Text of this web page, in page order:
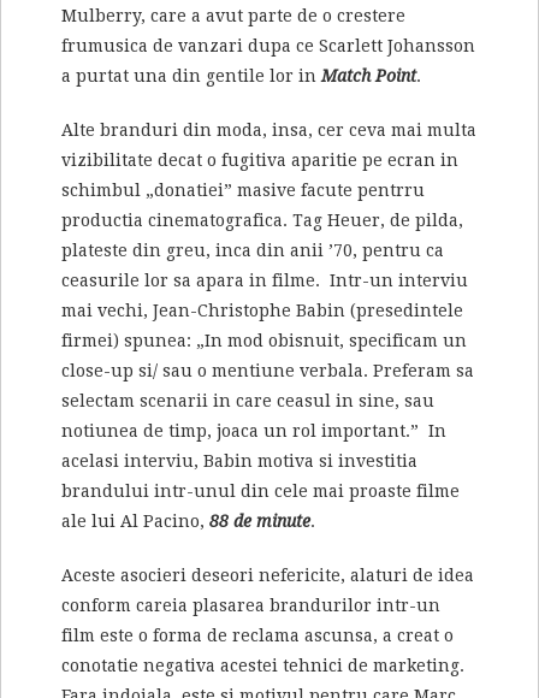
Mulberry, care a avut parte de o crestere
frumusica de vanzari dupa ce Scarlett Johansson
a purtat una din gentile lor in Match Point.
Alte branduri din moda, insa, cer ceva mai multa
vizibilitate decat o fugitiva aparitie pe ecran in
schimbul „donatiei” masive facute pentrru
productia cinematografica. Tag Heuer, de pilda,
plateste din greu, inca din anii ’70, pentru ca
ceasurile lor sa apara in filme. Intr-un interviu
mai vechi, Jean-Christophe Babin (presedintele
firmei) spunea: „In mod obisnuit, specificam un
close-up si/ sau o mentiune verbala. Preferam sa
selectam scenarii in care ceasul in sine, sau
notiunea de timp, joaca un rol important.” In
acelasi interviu, Babin motiva si investitia
brandului intr-unul din cele mai proaste filme
ale lui Al Pacino, 88 de minute.
Aceste asocieri deseori nefericite, alaturi de idea
conform careia plasarea brandurilor intr-un
film este o forma de reclama ascunsa, a creat o
conotatie negativa acestei tehnici de marketing.